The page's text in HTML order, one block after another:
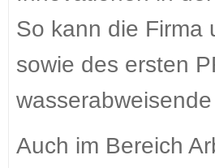
So kann die Firma
sowie des ersten
Auch im Bereich